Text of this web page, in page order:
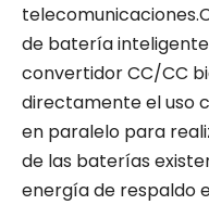
de batería
convertidor CC/CC
directamente el uso
en paralelo para
de las baterías
energía de respaldo